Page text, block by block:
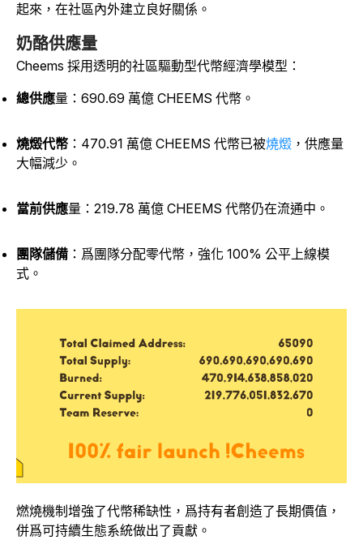
起來，在社區內外建立良好關係。
奶酪供應量
Cheems 採用透明的社區驅動型代幣經濟學模型：
總供應量 ：690.69 萬億 CHEEMS 代幣。
燒燬代幣 ：470.91 萬億 CHEEMS 代幣已被燒燬 ，供應量
大幅減少。
當前供應量 ：219.78 萬億 CHEEMS 代幣仍在流通中。
團隊儲備 ：爲團隊分配零代幣，強化 100% 公平上線模
式。
燃燒機制增強了代幣稀缺性，爲持有者創造了長期價值，
併爲可持續生態系統做出了貢獻。